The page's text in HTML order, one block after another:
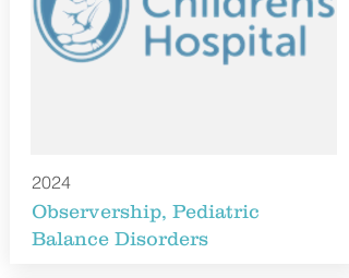
2024
Observership, Pediatric
Balance Disorders